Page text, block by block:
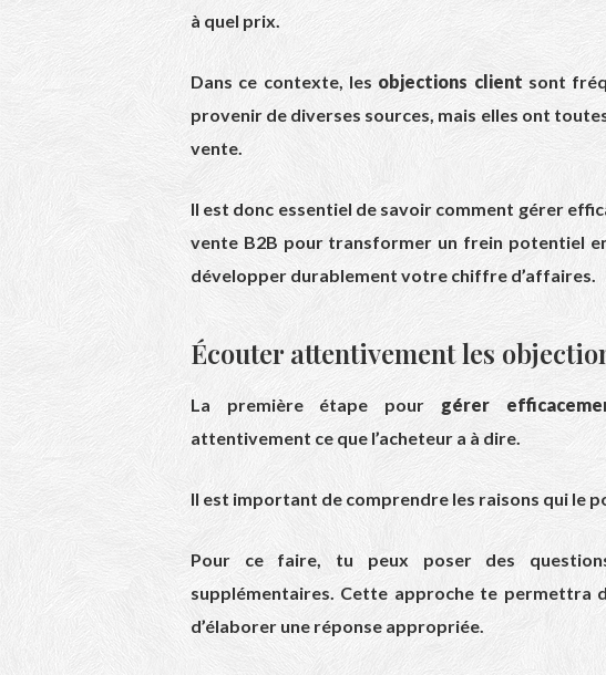
à quel prix.
Dans ce contexte, les objections client sont
provenir de diverses sources, mais elles ont
vente.
Il est donc essentiel de savoir comment gérer
vente B2B pour transformer un frein potentiel
développer durablement votre chiffre d’affaires.
Écouter attentivement les
La première étape pour gérer
attentivement ce que l’acheteur a à dire.
Il est important de comprendre les raisons qui le
Pour ce faire, tu peux poser des
supplémentaires. Cette approche te permettra
d’élaborer une réponse appropriée.